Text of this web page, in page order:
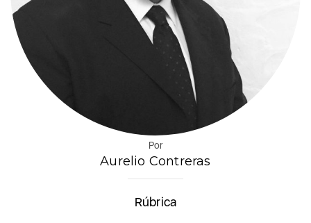
Por
Aurelio Contreras
Rúbrica